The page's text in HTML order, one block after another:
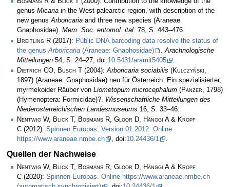
genus Micaria in the West-palearctic region, with description of the
new genusArboricaria and three new species (Araneae
Gnaphosidae). Mem. Soc. entomol. ital. 78, S. 443–476.
Breitling R (2017): Public DNA barcoding data resolve the status of
the genus Arboricaria (Araneae: Gnaphosidae)
Arachnologische
Mitteilungen 54, S. 24–27, doi:10.5431/aramit5405
Dietrich CO, Busch T
(2004):Arboricaria sociabilis (Kulczyński,
1897) (Araneae: Gnaphosidae) neu für Österreich: Ein spezialisierter,
myrmekoider Räuber von Liometopum microcephalum (Panzer, 1798)
(Hymenoptera: Formicidae)?. Wissenschaftliche Mitteilungen des
Niederösterreichischen Landesmuseums 16, S. 33–46.
Nentwig W, Blick T, Bosmans R, Gloor D, Hänggi A & Kropf
C (2012): Spinnen Europas. Version 01.2012. Online
https://www.araneae.nmbe.ch
, doi:10.24436/1 .
Quellen der Nachweise
Nentwig W, Blick T, Bosmans R, Gloor D, Hänggi A & Kropf
C (2020): Spinnen Europas. Online https://www.araneae.nmbe.ch